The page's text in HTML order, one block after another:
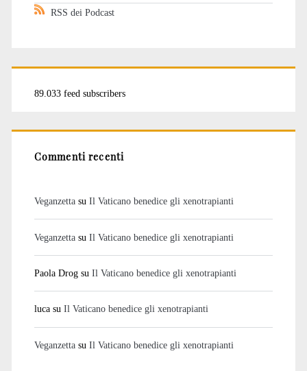
RSS dei Podcast
89.033 feed subscribers
Commenti recenti
Veganzettasu Il Vaticano benedice gli xenotrapianti
Veganzettasu Il Vaticano benedice gli xenotrapianti
Paola Drogsu Il Vaticano benedice gli xenotrapianti
lucasu Il Vaticano benedice gli xenotrapianti
Veganzettasu Il Vaticano benedice gli xenotrapianti